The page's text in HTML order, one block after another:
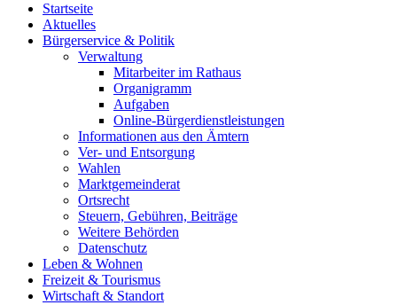
Startseite
Aktuelles
Bürgerservice & Politik
Verwaltung
Mitarbeiter im Rathaus
Organigramm
Aufgaben
Online-Bürgerdienstleistungen
Informationen aus den Ämtern
Ver- und Entsorgung
Wahlen
Marktgemeinderat
Ortsrecht
Steuern, Gebühren, Beiträge
Weitere Behörden
Datenschutz
Leben & Wohnen
Freizeit & Tourismus
Wirtschaft & Standort